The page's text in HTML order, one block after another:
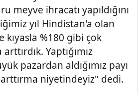
meyve ihracatı yapıldığını
yıl Hindistan'a olan
kıyasla %180 gibi çok
Yaptığımız
pazardan aldığımız payı
niyetindeyiz" dedi.